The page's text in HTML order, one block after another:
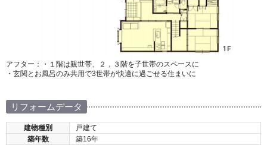
アフター：・１階は親世帯、２，３階を子世帯のスペースに
・玄関とお風呂のみ共用で3世帯が快適に過ごせる住まいに
リフォームデータ
建物種別
戸建て
築年数
築16年